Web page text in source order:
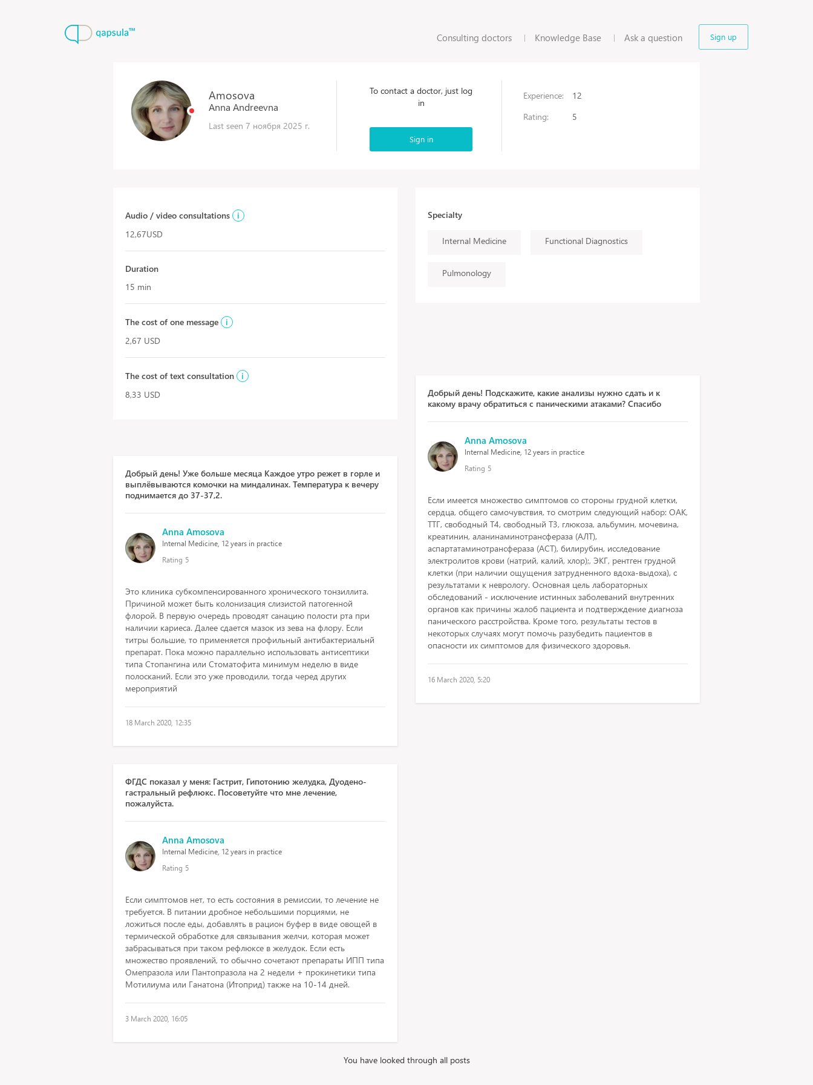
Sign up
Consulting doctors Knowledge Base Ask a question
Amosova
Anna Andreevna
Last seen 7 ноября 2025 г.
To contact a doctor, just log
in
Sign in
Experience:
12
Rating:
5
Audio / video consultations
i
12,67USD
Duration
15 min
The cost of one message
i
2,67 USD
The cost of text consultation
i
8,33 USD
Specialty
Internal Medicine Functional Diagnostics
Pulmonology
Добрый день! Уже больше месяца Каждое утро режет в горле и
выплёвываются комочки на миндалинах. Температура к вечеру
поднимается до 37-37,2.
Anna Amosova
Internal Medicine, 12 years in practice
Rating 5
Это клиника субкомпенсированного хронического тонзиллита.
Причиной может быть колонизация слизистой патогенной
флорой. В первую очередь проводят санацию полости рта при
наличии кариеса. Далее сдается мазок из зева на флору. Если
титры большие, то применяется профильный антибактериальнй
препарат. Пока можно параллельно использовать антисептики
типа Стопангина или Стоматофита минимум неделю в виде
полосканий. Если это уже проводили, тогда черед других
мероприятий
18 March 2020, 12:35
Добрый день! Подскажите, какие анализы нужно сдать и к
какому врачу обратиться с паническими атаками? Спасибо
Anna Amosova
Internal Medicine, 12 years in practice
Rating 5
Если имеется множество симптомов со стороны грудной клетки,
сердца, общего самочувствия, то смотрим следующий набор: ОАК,
ТТГ, свободный Т4, свободный Т3, глюкоза, альбумин, мочевина,
креатинин, аланинаминотрансфераза (АЛТ),
аспартатаминотрансфераза (АСТ), билирубин, исследование
электролитов крови (натрий, калий, хлор);, ЭКГ, рентген грудной
клетки (при наличии ощущения затрудненного вдоха-выдоха), с
результатами к неврологу. Основная цель лабораторных
обследований - исключение истинных заболеваний внутренних
органов как причины жалоб пациента и подтверждение диагноза
панического расстройства. Кроме того, результаты тестов в
некоторых случаях могут помочь разубедить пациентов в
опасности их симптомов для физического здоровья.
16 March 2020, 5:20
ФГДС показал у меня: Гастрит, Гипотонию желудка, Дуодено-
гастральный рефлюкс. Посоветуйте что мне лечение,
пожалуйста.
Anna Amosova
Internal Medicine, 12 years in practice
Rating 5
Если симптомов нет, то есть состояния в ремиссии, то лечение не
требуется. В питании дробное небольшими порциями, не
ложиться после еды, добавлять в рацион буфер в виде овощей в
термической обработке для связывания желчи, которая может
забрасываться при таком рефлюксе в желудок. Если есть
множество проявлений, то обычно сочетают препараты ИПП типа
Омепразола или Пантопразола на 2 недели + прокинетики типа
Мотилиума или Ганатона (Итоприд) также на 10-14 дней.
3 March 2020, 16:05
You have looked through all posts